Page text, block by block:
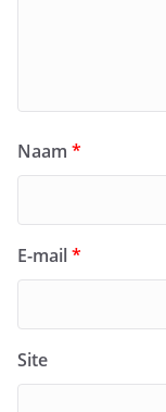
Naam *
E-mail*
Site